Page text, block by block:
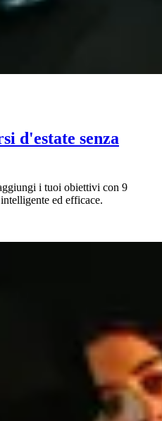
d'estate senza
i tuoi obiettivi con 9
ed efficace.